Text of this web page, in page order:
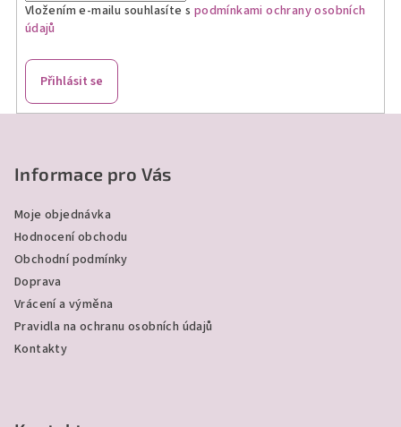
Vložením e-mailu souhlasíte s podmínkami ochrany osobních
údajů
Přihlásit se
Informace pro Vás
Moje objednávka
Hodnocení obchodu
Obchodní podmínky
Doprava
Vrácení a výměna
Pravidla na ochranu osobních údajů
Kontakty